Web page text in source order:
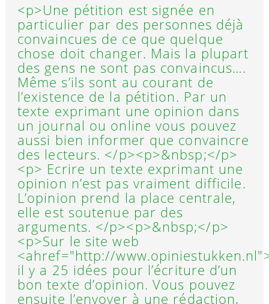
<p>Une pétition est signée en
particulier par des personnes déjà
convaincues de ce que quelque
chose doit changer. Mais la plupart
des gens ne sont pas convaincus….
Même s’ils sont au courant de
l’existence de la pétition. Par un
texte exprimant une opinion dans
un journal ou online vous pouvez
aussi bien informer que convaincre
des lecteurs. </p><p>&nbsp;</p>
<p> Ecrire un texte exprimant une
opinion n’est pas vraiment difficile.
L’opinion prend la place centrale,
elle est soutenue par des
arguments. </p><p>&nbsp;</p>
<p>Sur le site web
<ahref="http://
il y a 25 idées pour l’écriture d’un
bon texte d’opinion. Vous pouvez
ensuite l’envoyer à une rédaction,